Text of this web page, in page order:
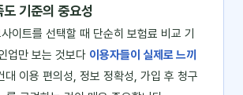
도 기준의 중요성
이트를 선택할 때 단순히 보험료 비교 기
업만 보는 것보다 이용자들이 실제로 느끼
이용 편의성, 정보 정확성, 가입 후 청구